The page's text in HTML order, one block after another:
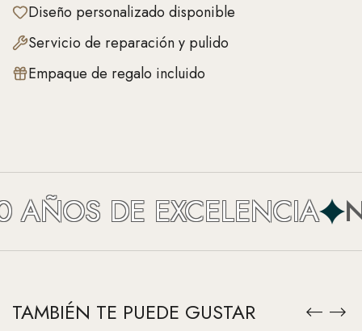
Diseño personalizado disponible
Servicio de reparación y pulido
Empaque de regalo incluido
DE EXCELENCIA
TAMBIÉN TE PUEDE GUSTAR